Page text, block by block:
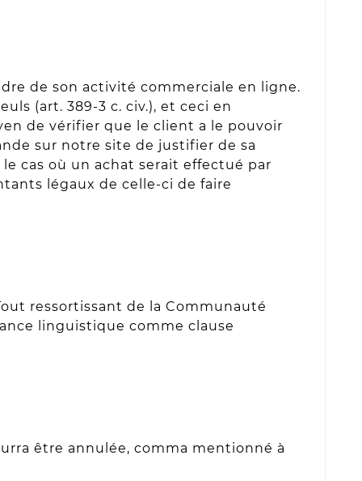
de son activité commerciale en ligne.
(art. 389-3 c. civ.), et ceci en
de vérifier que le client a le pouvoir
sur notre site de justifier de sa
cas où un achat serait effectué par
légaux de celle-ci de faire
ressortissant de la Communauté
linguistique comme clause
être annulée, comma mentionné à